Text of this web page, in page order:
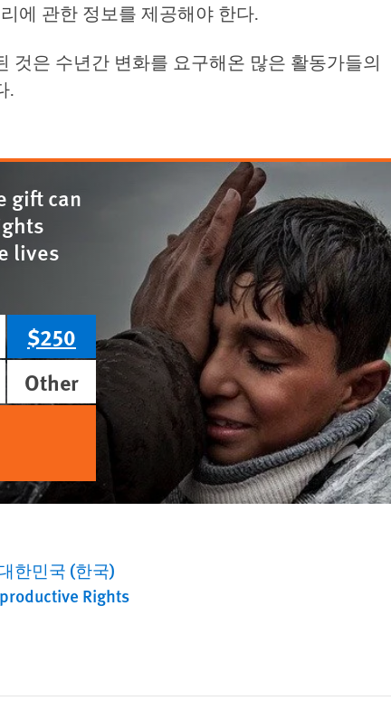
에 관한 정보를 제공해야 한다.
것은 수년간 변화를 요구해온 많은 활동가들의
.
gift can
lives
$250
Other
한민국 (한국)
Rights